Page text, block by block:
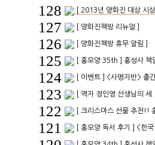
128 [ 2013년 양화진 대상 시상
127 [ 양화진책방 리뉴얼 ]
126 [ 양화진책방 휴무 알림 ]
125 [ 홍모양 35th ] 홍성사 책
124 [ 이벤트 ] <사명자반> 출
123 [ 역자 정인영 선생님의 세.
122 [ 크리스마스 선물 추천!!
121 [ 홍모양 독서 후기 ] <한